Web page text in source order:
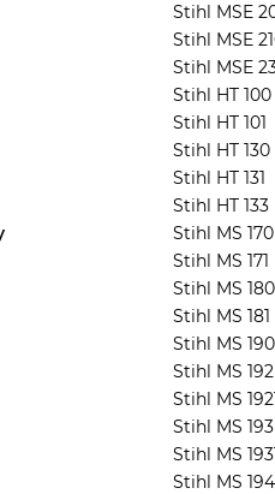
Stihl MSE
Stihl MSE
Stihl MSE
Stihl HT 100
Stihl HT 101
Stihl HT 130
Stihl HT 131
Stihl HT 133
Stihl MS 170
Stihl MS 171
Stihl MS 180
Stihl MS 181
Stihl MS
Stihl MS 192
Stihl MS
Stihl MS 193
Stihl MS
Stihl MS 194